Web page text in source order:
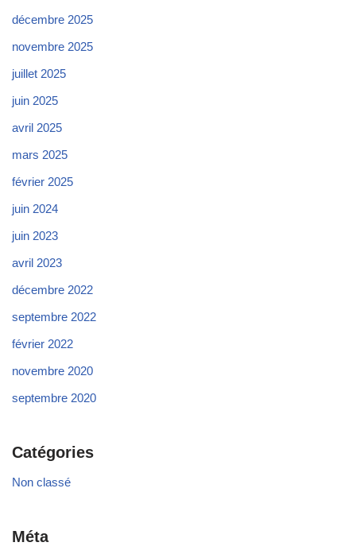
décembre 2025
novembre 2025
juillet 2025
juin 2025
avril 2025
mars 2025
février 2025
juin 2024
juin 2023
avril 2023
décembre 2022
septembre 2022
février 2022
novembre 2020
septembre 2020
Catégories
Non classé
Méta